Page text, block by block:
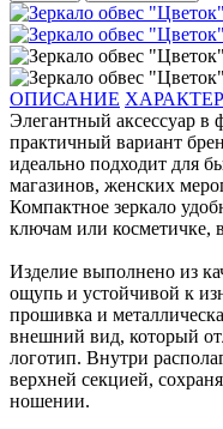
ОПИСАНИЕ
Элегантный аксессуар
практичный вариант
идеально подходит для
магазинов, женских
Компактное зеркало
ключам или косметичке,
Изделие выполнено из
ощупь и устойчивой к
прошивка и
внешний вид, который
логотип. Внутри
верхней секцией,
ношении.